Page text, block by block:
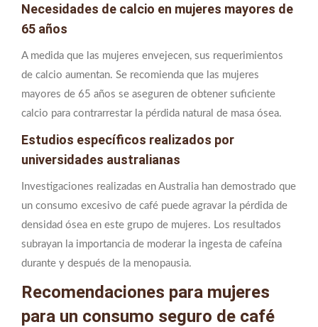
Necesidades de calcio en mujeres mayores de
65 años
A medida que las mujeres envejecen, sus requerimientos
de calcio aumentan. Se recomienda que las mujeres
mayores de 65 años se aseguren de obtener suficiente
calcio para contrarrestar la pérdida natural de masa ósea.
Estudios específicos realizados por
universidades australianas
Investigaciones realizadas en Australia han demostrado que
un consumo excesivo de café puede agravar la pérdida de
densidad ósea en este grupo de mujeres. Los resultados
subrayan la importancia de moderar la ingesta de cafeína
durante y después de la menopausia.
Recomendaciones para mujeres
para un consumo seguro de café